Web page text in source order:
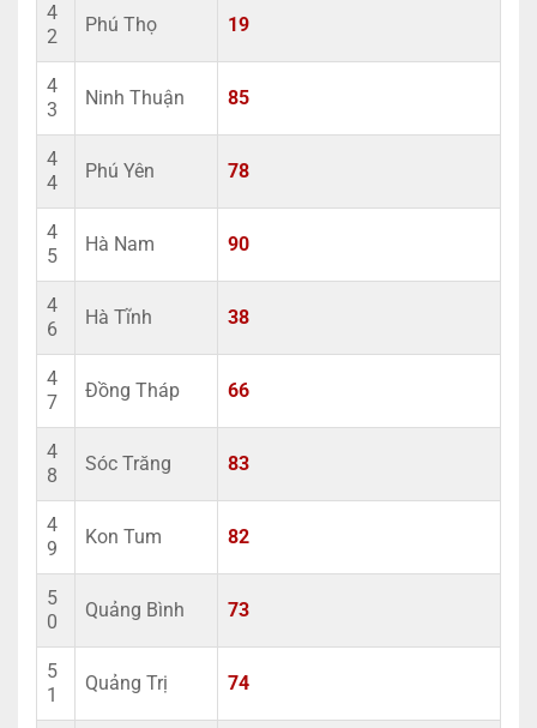
4
2
Phú Thọ 19
4
3
Ninh Thuận 85
4
4
Phú Yên 78
4
5
Hà Nam 90
4
6
Hà Tĩnh 38
4
7
Đồng Tháp 66
4
8
Sóc Trăng 83
4
9
Kon Tum 82
5
0
Quảng Bình 73
5
1
Quảng Trị 74